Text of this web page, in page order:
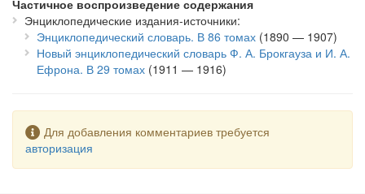
Энциклопедический словарь. Биографии. Россия». В рамках
этой работы статьи не только адаптированы к современной
русской орфографии и расставлены в соответствии с новым
алфавитом, но и снабжены большим числом дополнительных
ссылок (около 70000), а также признаками принадлежности к
Частичное воспроизведение содержания
Энциклопедические издания-источники
Энциклопедический словарь. В 86 томах (1890 — 1907)
Новый энциклопедический словарь Ф. А. Брокгауза и И. А.
Ефрона. В 29 томах (1911 — 1916)
Предупреждение
Для добавления комментариев требуется
авторизация